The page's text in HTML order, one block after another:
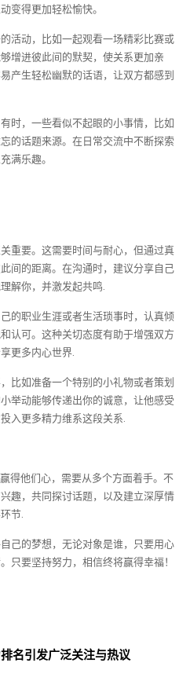
变得更加轻松愉快。
活动，比如一起观看一场精彩比赛或
增进彼此间的默契，使关系更加亲
产生轻松幽默的话语，让双方都感到
时，一些看似不起眼的小事情，比如
的话题来源。在日常交流中不断探索
满乐趣。
重要。这需要时间与耐心，但通过真
间的距离。在沟通时，建议分享自己
解你，并激发起共鸣.
的职业生涯或者生活琐事时，认真倾
认可。这种关切态度有助于增强双方
更多内心世界.
比如准备一个特别的小礼物或者策划
举动能够传递出你的诚意，让他感受
入更多精力维系这段关系.
得他们心，需要从多个方面着手。不
趣，共同探讨话题，以及建立深厚情
节.
己的梦想，无论对象是谁，只要用心
只要坚持努力，相信终将赢得幸福！
名引发广泛关注与热议